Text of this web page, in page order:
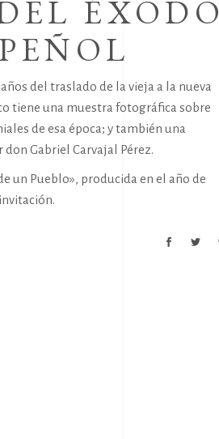
ÉXODO
del traslado de la vieja a la nueva
tiene una muestra fotográfica sobre
de esa época; y también una
Gabriel Carvajal Pérez.
un Pueblo», producida en el año de